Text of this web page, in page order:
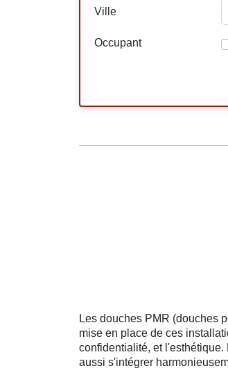
Ville
Occupant
Les douches PMR (douches
mise en place de ces
confidentialité, et
aussi s'intégrer